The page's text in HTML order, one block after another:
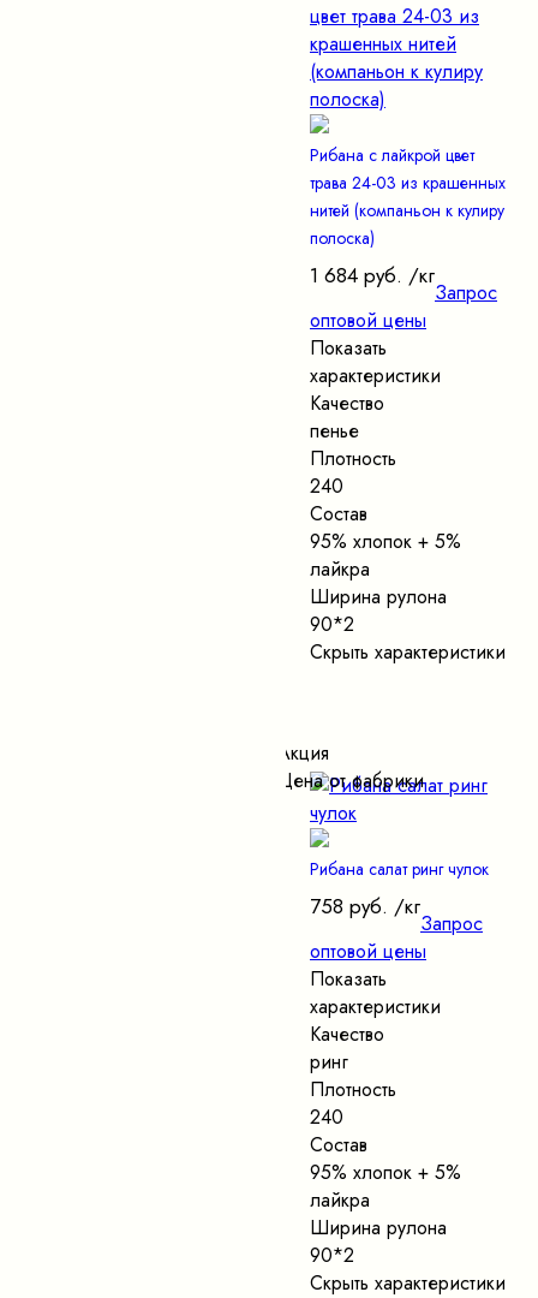
Рибана с лайкрой цвет
трава 24-03 из крашенных
нитей (компаньон к кулиру
полоска)
1 684 руб. /кг
Запрос
оптовой цены
Показать
характеристики
Качество
пенье
Плотность
240
Состав
95% хлопок + 5%
лайкра
Ширина рулона
90*2
Скрыть характеристики
Акция
Цена от фабрики
Рибана салат ринг чулок
758 руб. /кг
Запрос
оптовой цены
Показать
характеристики
Качество
ринг
Плотность
240
Состав
95% хлопок + 5%
лайкра
Ширина рулона
90*2
Скрыть характеристики